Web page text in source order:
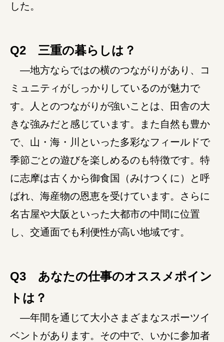
した。
Q2 三重の暮らしは？
―地方ならではの横のつながりがあり、コ
ミュニティがしっかりしているのが魅力で
す。人とのつながりが強いことは、田舎の大
きな強みだと感じています。また自然も豊か
で、山・海・川といった多彩なフィールドで
季節ごとの遊びを楽しめるのも特徴です。特
に志摩は古くから御食国（みけつくに）と呼
ばれ、海産物の恩恵を受けています。さらに
名古屋や大阪といった大都市の中間に位置
し、交通面でも利便性が高い地域です。
Q3 あなたの仕事のオススメポイン
トは？
―年間を通じて大小さまざまなスポーツイ
ベントがあります。その中で、いかに参加者